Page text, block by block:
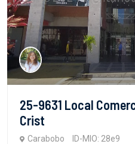
25-9631 Local
Crist
Carabobo ID-MIO: 28e9